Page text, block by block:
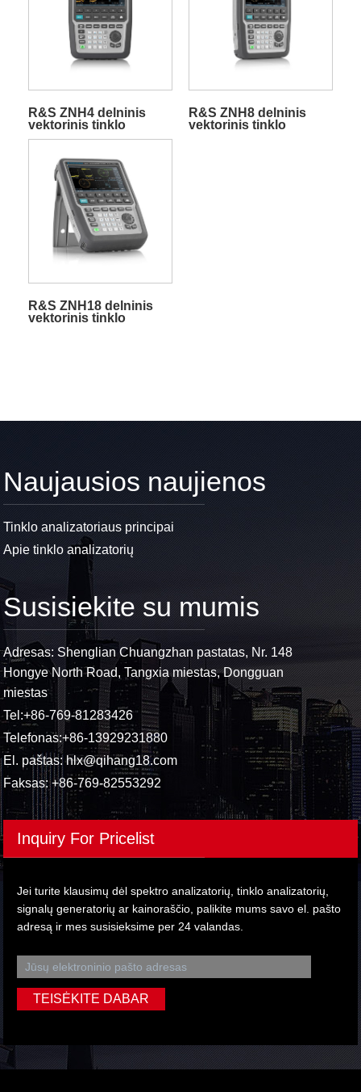
R&S ZNH4 delninis
vektorinis tinklo
analizatorius
R&S ZNH8 delninis
vektorinis tinklo
R&S ZNH18 delninis
vektorinis tinklo
Naujausios naujienos
Tinklo analizatoriaus principai
Apie tinklo analizatorių
Susisiekite su mumis
Adresas: Shenglian Chuangzhan pastatas, Nr. 148
Hongye North Road, Tangxia miestas, Dongguan
miestas
Tel:+86-769-81283426
Telefonas:+86-13929231880
El. paštas:hlx@qihang18.com
Faksas: +86-769-82553292
Inquiry For Pricelist
Jei turite klausimų dėl spektro analizatorių, tinklo analizatorių,
signalų generatorių ar kainoraščio, palikite mums savo el. pašto
adresą ir mes susisieksime per 24 valandas.